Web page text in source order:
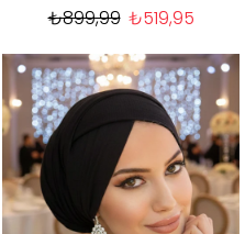
₺519,95
₺899,99